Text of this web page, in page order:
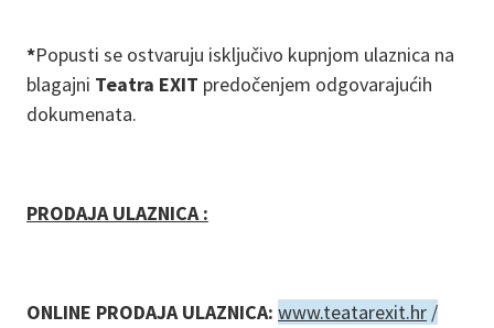
*Popusti se ostvaruju isključivo kupnjom ulaznica na
blagajni Teatra EXIT predočenjem odgovarajućih
dokumenata.
PRODAJA ULAZNICA :
ONLINE PRODAJA ULAZNICA: www.teatarexit.hr /